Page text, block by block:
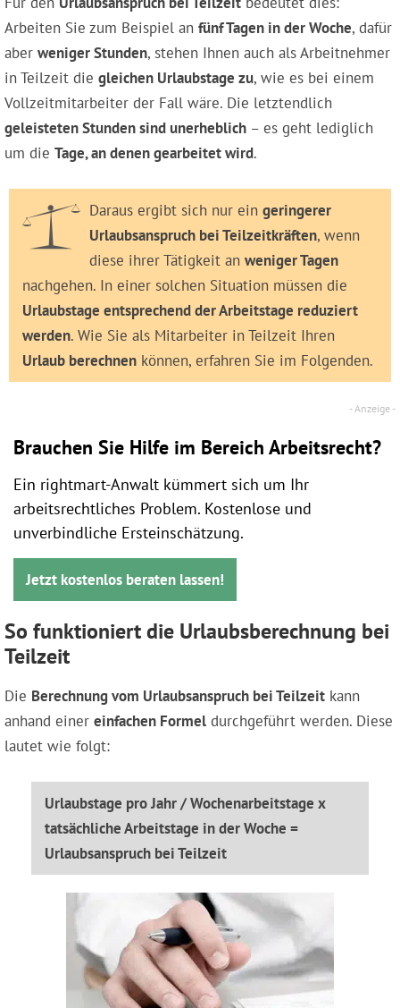
Arbeiten Sie zum Beispiel an fünf Tagen in der Woche, dafür
aber weniger Stunden, stehen Ihnen auch als Arbeitnehmer
in Teilzeit die gleichen Urlaubstage zu, wie es bei einem
Vollzeitmitarbeiter der Fall wäre. Die letztendlich
geleisteten Stunden sind unerheblich – es geht lediglich
um die Tage, an denen gearbeitet wird.
Daraus ergibt sich nur ein geringerer
Urlaubsanspruch bei Teilzeitkräften, wenn
diese ihrer Tätigkeit an weniger Tagen
nachgehen. In einer solchen Situation müssen die
Urlaubstage entsprechend der Arbeitstage reduziert
werden. Wie Sie als Mitarbeiter in Teilzeit Ihren
Urlaub berechnen können, erfahren Sie im Folgenden.
Brauchen Sie Hilfe im Bereich Arbeitsrecht?
Ein rightmart-Anwalt kümmert sich um Ihr
arbeitsrechtliches Problem. Kostenlose und
unverbindliche Ersteinschätzung.
Jetzt kostenlos beraten lassen!
So funktioniert die Urlaubsberechnung bei
Teilzeit
Die Berechnung vom Urlaubsanspruch bei Teilzeit kann
anhand einer einfachen Formel durchgeführt werden. Diese
lautet wie folgt:
Urlaubstage pro Jahr / Wochenarbeitstage x
tatsächliche Arbeitstage in der Woche =
Urlaubsanspruch bei Teilzeit